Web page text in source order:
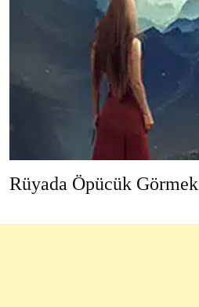
Rüyada Öpücük Görmek